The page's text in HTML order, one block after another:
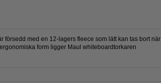
försedd med en 12-lagers fleece som lätt kan tas bort när
form ligger Maul whiteboardtorkaren